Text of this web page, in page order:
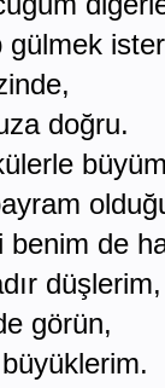
gülmek
doğru.
benim de
düşlerim,
görün,